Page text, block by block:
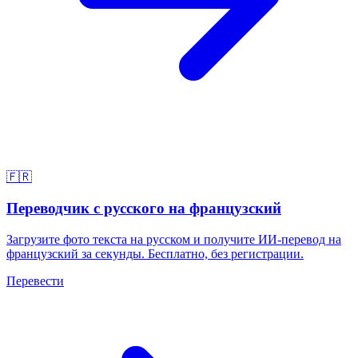
🇫🇷
Переводчик с русского на французский
Загрузите фото текста на русском и получите ИИ-перевод на
французский за секунды. Бесплатно, без регистрации.
Перевести